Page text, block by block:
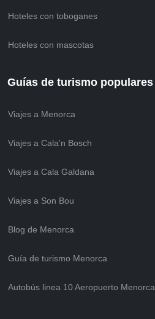
Hoteles con toboganes
Hoteles con mascotas
Guías de turismo populares
Viajes a Menorca
Viajes a Cala'n Bosch
Viajes a Cala Galdana
Viajes a Son Bou
Blog de Menorca
Guía de turismo Menorca
Autobús linea 10 Aeropuerto Menorca